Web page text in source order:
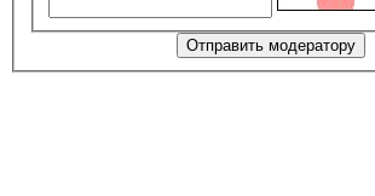
Отправить модератору